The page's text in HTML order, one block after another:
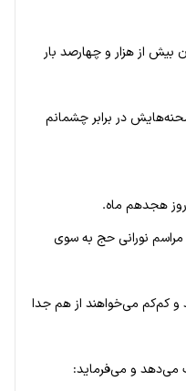
بیش از هزار و چهارصد بار
در برابر چشمانم
هجدهم ماه.
مراسم نورانی حج به سوی
و کم‌کم می‌خواهند از هم جدا
می‌دهد و می‌فرماید: